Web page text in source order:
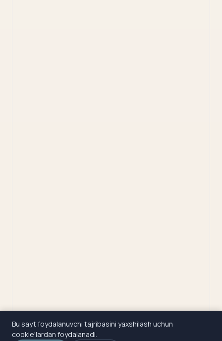
Bu sayt foydalanuvchi tajribasini yaxshilash uchun
cookie'lardan foydalanadi.